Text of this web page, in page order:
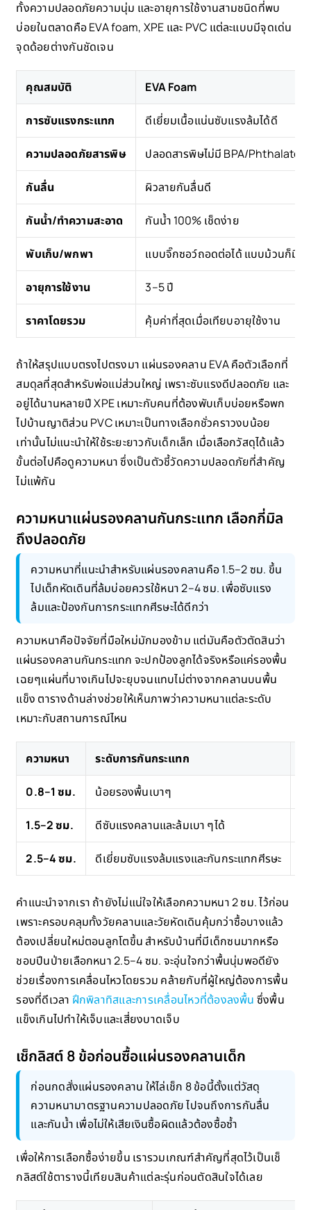
ทั้งความปลอดภัยความนุ่ม และอายุการใช้งานสามชนิดที่พบ
บ่อยในตลาดคือ EVA foam, XPE และ PVC แต่ละแบบมีจุดเด่น
จุดด้อยต่างกันชัดเจน
คุณสมบัติ EVA Foam
การซับแรงกระแทก ดีเยี่ยมเนื้อแน่นซับแรงล้มได้ดี
ความปลอดภัยสารพิษ ปลอดสารพิษไม่มี BPA/Phthalate
กันลื่น ผิวลายกันลื่นดี
กันน้ำ/ทำความสะอาด กันน้ำ 100% เช็ดง่าย
พับเก็บ/พกพา แบบจิ๊กซอว์ถอดต่อได้ แบบม้วนก็มี
อายุการใช้งาน 3–5 ปี
ราคาโดยรวม คุ้มค่าที่สุดเมื่อเทียบอายุใช้งาน
ถ้าให้สรุปแบบตรงไปตรงมา แผ่นรองคลาน EVA คือตัวเลือกที่
สมดุลที่สุดสำหรับพ่อแม่ส่วนใหญ่ เพราะซับแรงดีปลอดภัย และ
อยู่ได้นานหลายปี XPE เหมาะกับคนที่ต้องพับเก็บบ่อยหรือพก
ไปบ้านญาติส่วน PVC เหมาะเป็นทางเลือกชั่วคราวงบน้อย
เท่านั้นไม่แนะนำให้ใช้ระยะยาวกับเด็กเล็ก เมื่อเลือกวัสดุได้แล้ว
ขั้นต่อไปคือดูความหนา ซึ่งเป็นตัวชี้วัดความปลอดภัยที่สำคัญ
ไม่แพ้กัน
ความหนาแผ่นรองคลานกันกระแทก เลือกกี่มิล
ถึงปลอดภัย
ความหนาที่แนะนำสำหรับแผ่นรองคลานคือ 1.5–2 ซม. ขึ้น
ไปเด็กหัดเดินที่ล้มบ่อยควรใช้หนา 2–4 ซม. เพื่อซับแรง
ล้มและป้องกันการกระแทกศีรษะได้ดีกว่า
ความหนาคือปัจจัยที่มือใหม่มักมองข้าม แต่มันคือตัวตัดสินว่า
แผ่นรองคลานกันกระแทก จะปกป้องลูกได้จริงหรือแค่รองพื้น
เฉยๆแผ่นที่บางเกินไปจะยุบจนแทบไม่ต่างจากคลานบนพื้น
แข็ง ตารางด้านล่างช่วยให้เห็นภาพว่าความหนาแต่ละระดับ
เหมาะกับสถานการณ์ไหน
ความหนา ระดับการกันกระแทก
0.8–1 ซม. น้อยรองพื้นเบาๆ
1.5–2 ซม. ดีซับแรงคลานและล้มเบา ๆได้
2.5–4 ซม. ดีเยี่ยมซับแรงล้มแรงและกันกระแทกศีรษะ
คำแนะนำจากเรา ถ้ายังไม่แน่ใจให้เลือกความหนา 2 ซม. ไว้ก่อน
เพราะครอบคลุมทั้งวัยคลานและวัยหัดเดินคุ้มกว่าซื้อบางแล้ว
ต้องเปลี่ยนใหม่ตอนลูกโตขึ้น สำหรับบ้านที่มีเด็กซนมากหรือ
ชอบปีนป่ายเลือกหนา 2.5–4 ซม. จะอุ่นใจกว่าพื้นนุ่มพอดียัง
ช่วยเรื่องการเคลื่อนไหวโดยรวม คล้ายกับที่ผู้ใหญ่ต้องการพื้น
รองที่ดีเวลา ฝึกพิลาทิสและการเคลื่อนไหวที่ต้องลงพื้น ซึ่งพื้น
แข็งเกินไปทำให้เจ็บและเสี่ยงบาดเจ็บ
เช็กลิสต์ 8 ข้อก่อนซื้อแผ่นรองคลานเด็ก
ก่อนกดสั่งแผ่นรองคลาน ให้ไล่เช็ก 8 ข้อนี้ตั้งแต่วัสดุ
ความหนามาตรฐานความปลอดภัย ไปจนถึงการกันลื่น
และกันน้ำ เพื่อไม่ให้เสียเงินซื้อผิดแล้วต้องซื้อซ้ำ
เพื่อให้การเลือกซื้อง่ายขึ้น เรารวมเกณฑ์สำคัญที่สุดไว้เป็นเช็
กลิสต์ใช้ตารางนี้เทียบสินค้าแต่ละรุ่นก่อนตัดสินใจได้เลย